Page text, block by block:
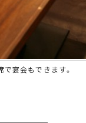
宴会もできます。